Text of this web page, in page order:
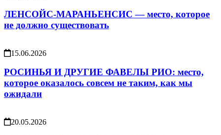
ЛЕНСОЙС-МАРАНЬЕНСИС — место, которое
не должно существовать
15.06.2026
РОСИНЬЯ И ДРУГИЕ ФАВЕЛЫ РИО: место,
которое оказалось совсем не таким, как мы
ожидали
20.05.2026